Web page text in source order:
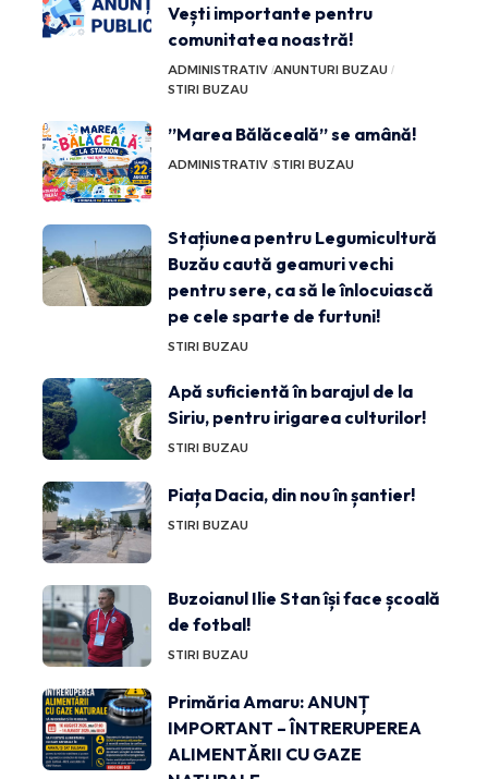
Vești importante pentru
comunitatea noastră!
ADMINISTRATIV ANUNTURI BUZAU
STIRI BUZAU
”Marea Bălăceală” se amână!
ADMINISTRATIV STIRI BUZAU
Stațiunea pentru Legumicultură
Buzău caută geamuri vechi
pentru sere, ca să le înlocuiască
pe cele sparte de furtuni!
STIRI BUZAU
Apă suficientă în barajul de la
Siriu, pentru irigarea culturilor!
STIRI BUZAU
Piața Dacia, din nou în șantier!
STIRI BUZAU
Buzoianul Ilie Stan își face școală
de fotbal!
STIRI BUZAU
Primăria Amaru: ANUNȚ
IMPORTANT – ÎNTRERUPEREA
ALIMENTĂRII CU GAZE